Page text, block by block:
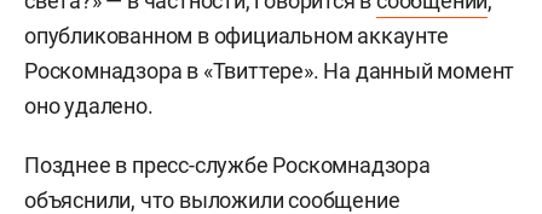
опубликованном в официальном аккаунте
Роскомнадзора в «Твиттере». На данный момент
оно удалено.
Позднее в пресс-службе Роскомнадзора
объяснили, что выложили сообщение